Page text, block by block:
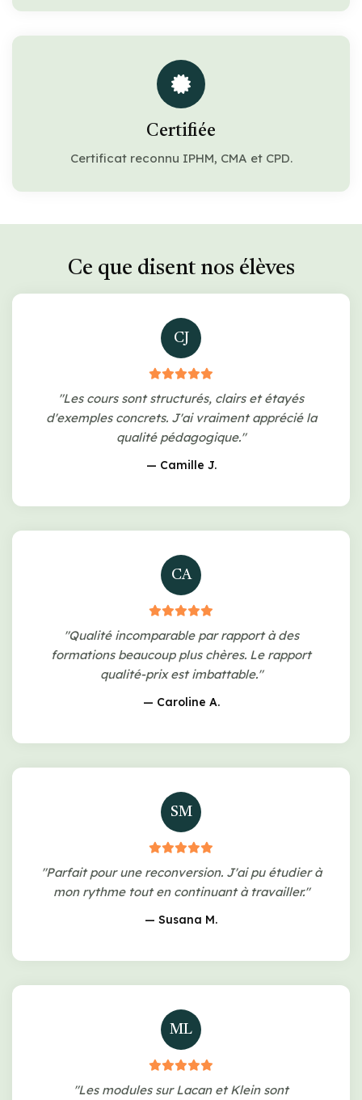
Certifiée
Certificat reconnu IPHM, CMA et CPD.
Ce que disent nos élèves
CJ
"Les cours sont structurés, clairs et étayés
d'exemples concrets. J'ai vraiment apprécié la
qualité pédagogique."
— Camille J.
CA
"Qualité incomparable par rapport à des
formations beaucoup plus chères. Le rapport
qualité-prix est imbattable."
— Caroline A.
SM
"Parfait pour une reconversion. J'ai pu étudier à
mon rythme tout en continuant à travailler."
— Susana M.
ML
"Les modules sur Lacan et Klein sont